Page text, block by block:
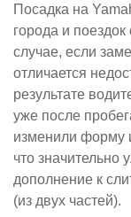
Посадка на
города и
случае, если
отличается
результате
уже после
изменили форму
что значительно
дополнение к
(из двух частей).